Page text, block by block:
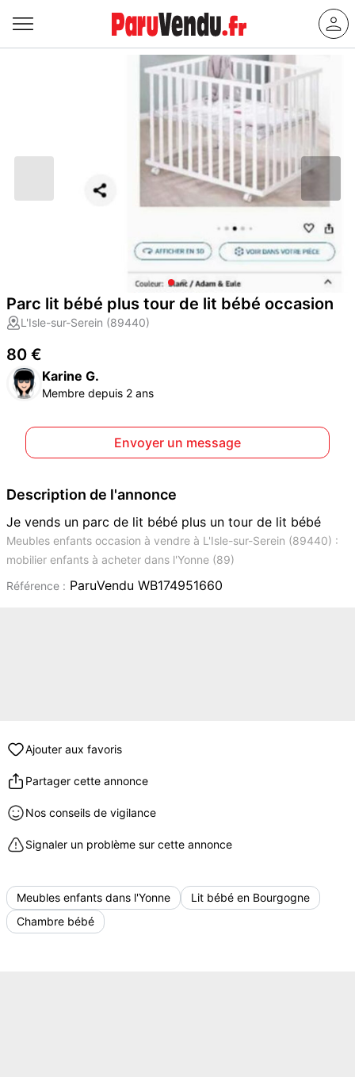
Parc lit bébé plus tour de lit bébé occasion
L'Isle-sur-Serein (89440)
80 €
Karine G.
Membre depuis 2 ans
Envoyer un message
Description de l'annonce
Je vends un parc de lit bébé plus un tour de lit bébé
Meubles enfants occasion à vendre à L'Isle-sur-Serein (89440) :
mobilier enfants à acheter dans l'Yonne (89)
Référence : ParuVendu WB174951660
Ajouter aux favoris
Partager cette annonce
Nos conseils de vigilance
Signaler un problème sur cette annonce
Meubles enfants dans l'Yonne
Lit bébé en Bourgogne
Chambre bébé